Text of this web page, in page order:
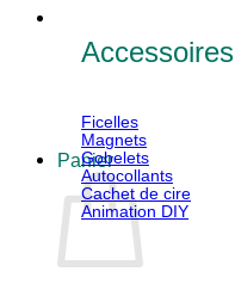
Panier
Accessoires
Ficelles
Magnets
Gobelets
Autocollants
Cachet de cire
Animation DIY